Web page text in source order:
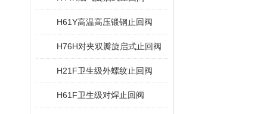
H61Y高温高压锻钢止回阀
H76H对夹双瓣旋启式止回阀
H21F卫生级外螺纹止回阀
H61F卫生级对焊止回阀